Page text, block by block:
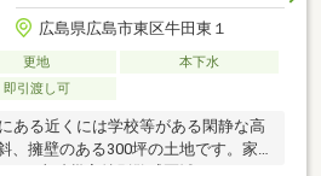
広島県広島市東区牛田東１
更地
本下水
即引渡し可
ある近くには学校等がある閑静な高
、擁壁のある300坪の土地です。家